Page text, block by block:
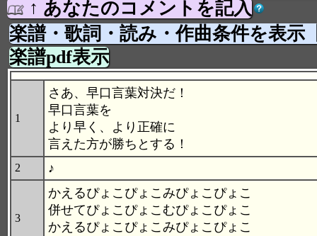
↑ あなたのコメントを記入
楽譜・歌詞・読み・作曲条件を表示
楽譜pdf表示
1
さあ、早口言葉対決だ！
早口言葉を
より早く、より正確に
言えた方が勝ちとする！
2 ♪
3
かえるぴょこぴょこみぴょこぴょこ
併せてぴょこぴょこむぴょこぴょこ
かえるぴょこぴょこみぴょこぴょこ